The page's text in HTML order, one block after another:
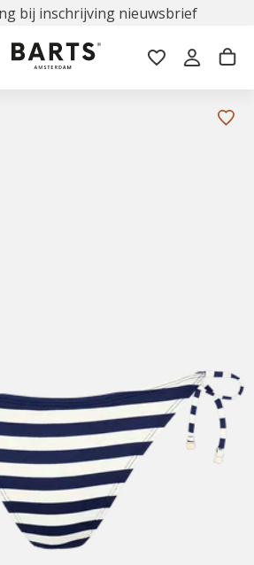
bij inschrijving nieuwsbrief